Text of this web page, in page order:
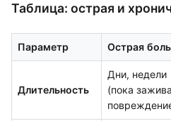
Таблица: острая и
Параметр Острая боль
Длительность
Дни, недели
(пока